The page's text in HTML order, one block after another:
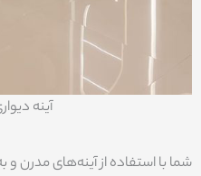
آینه
شما با استفاده از آینه‌های مدرن